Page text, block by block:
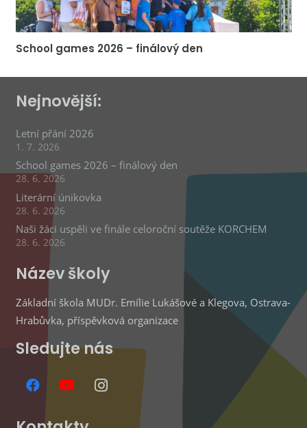
School games 2026 – finálový den
Nejnovější:
Letní přání 2026
1. 7. 2026
School games 2026 – finálový den
28. 6. 2026
Literární únikovka
28. 6. 2026
Naši žáci uspěli ve finále celoroční soutěže KORCHEM
28. 6. 2026
Název školy
Základní škola MUDr. Emílie Lukášové a Klegova, Ostrava-
Hrabůvka, příspěvková organizace
Sledujte nás